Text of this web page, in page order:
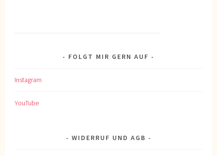
FOLGT MIR GERN AUF
Instagram
YouTube
WIDERRUF UND AGB